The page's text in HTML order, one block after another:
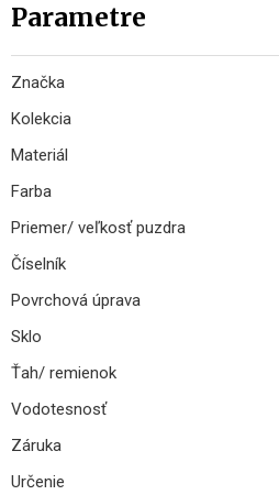
Parametre
Značka
Kolekcia
Materiál
Farba
Priemer/ veľkosť puzdra
Číselník
Povrchová úprava
Sklo
Ťah/ remienok
Vodotesnosť
Záruka
Určenie